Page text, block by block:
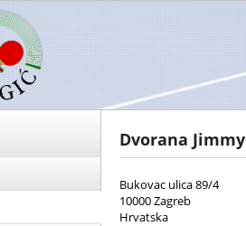
Dvorana Jimmy
Bukovac ulica 89/4
10000 Zagreb
Hrvatska